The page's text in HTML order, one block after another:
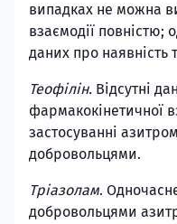
випадках не можна
взаємодії повністю;
даних про наявність
Теофілін. Відсутні
фармакокінетичної
застосуванні
добровольцями.
Тріазолам.
добровольцями